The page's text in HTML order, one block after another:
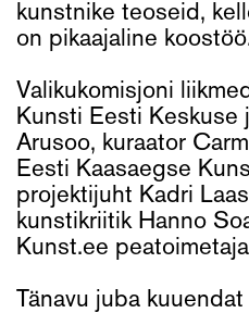
kunstnike teoseid,
on pikaajaline
Valikukomisjoni
Kunsti Eesti Keskuse
Arusoo, kuraator
Eesti Kaasaegse
projektijuht Kadri
kunstikriitik Hanno
Kunst.ee
Tänavu juba